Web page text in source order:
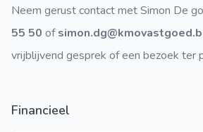
Neem gerust contact met Simon De
55 50 of
vrijblijvend gesprek of een bezoek ter
Financieel